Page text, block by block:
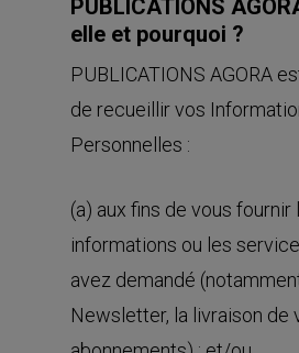
PUBLICATIONS
elle et pourquoi ?
PUBLICATIONS AGORA
de recueillir vos
Personnelles :
(a) aux fins de vous fournir
informations ou les
avez demandé (notamment
Newsletter, la livraison de